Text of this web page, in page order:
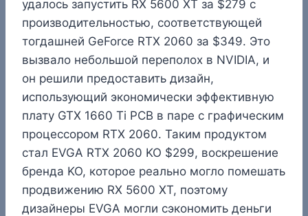
удалось запустить RX 5600 XT за $279 с
производительностью, соответствующей
тогдашней GeForce RTX 2060 за $349. Это
вызвало небольшой переполох в NVIDIA, и
он решили предоставить дизайн,
использующий экономически эффективную
плату GTX 1660 Ti PCB в паре с графическим
процессором RTX 2060. Таким продуктом
стал EVGA RTX 2060 KO $299, воскрешение
бренда KO, которое реально могло помешать
продвижению RX 5600 XT, поэтому
дизайнеры EVGA могли сэкономить деньги